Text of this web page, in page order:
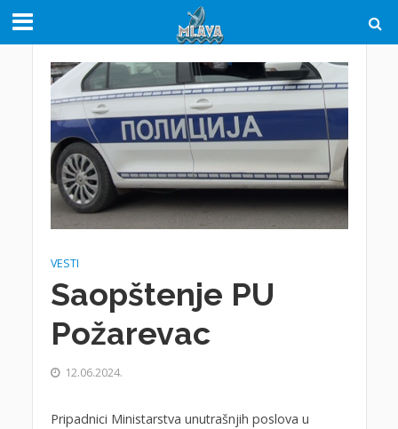
VESTI
Saopštenje PU
Požarevac
12.06.2024.
Pripadnici Ministarstva unutrašnjih poslova u